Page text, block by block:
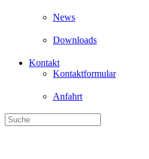
News
Downloads
Kontakt
Kontaktformular
Anfahrt